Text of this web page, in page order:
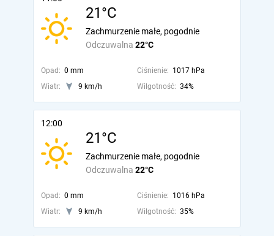
21°C
Odczuwalna 22°C
Zachmurzenie małe, pogodnie
Opad: 0 mm Ciśnienie: 1017 hPa
Wiatr:
9 km/h Wilgotność: 34%
12:00
21°C
Odczuwalna 22°C
Zachmurzenie małe, pogodnie
Opad: 0 mm Ciśnienie: 1016 hPa
Wiatr:
9 km/h Wilgotność: 35%